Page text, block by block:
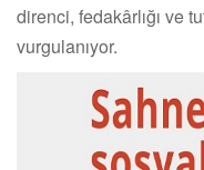
direnci, fedakârlığı ve
vurgulanıyor.